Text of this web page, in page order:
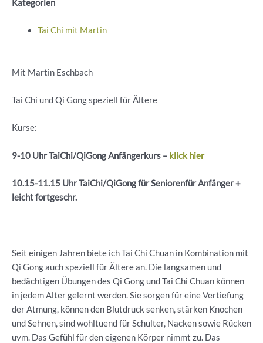
Kategorien
Tai Chi mit Martin
Mit Martin Eschbach
Tai Chi und Qi Gong speziell für Ältere
Kurse:
9-10 UhrTaiChi/QiGongAnfängerkurs – klick hier
10.15-11.15 UhrTaiChi/QiGongfürSeniorenfürAnfänger +
leichtfortgeschr.
Seit einigen Jahren biete ich Tai Chi Chuan in Kombination mit
Qi Gong auch speziell für Ältere an. Die langsamen und
bedächtigen Übungen des Qi Gong und Tai Chi Chuan können
in jedem Alter gelernt werden. Sie sorgen für eine Vertiefung
der Atmung, können den Blutdruck senken, stärken Knochen
und Sehnen, sind wohltuend für Schulter, Nacken sowie Rücken
uvm. Das Gefühl für den eigenen Körper nimmt zu. Das